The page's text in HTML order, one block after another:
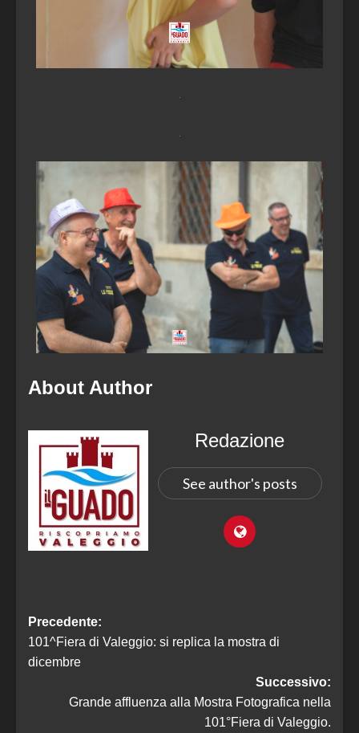
About Author
Redazione
See author's posts
Precedente:
101^Fiera di Valeggio: si replica la mostra di
dicembre
Successivo:
Grande affluenza alla Mostra Fotografica nella
101°Fiera di Valeggio.